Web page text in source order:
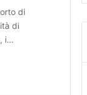
di
di
i…